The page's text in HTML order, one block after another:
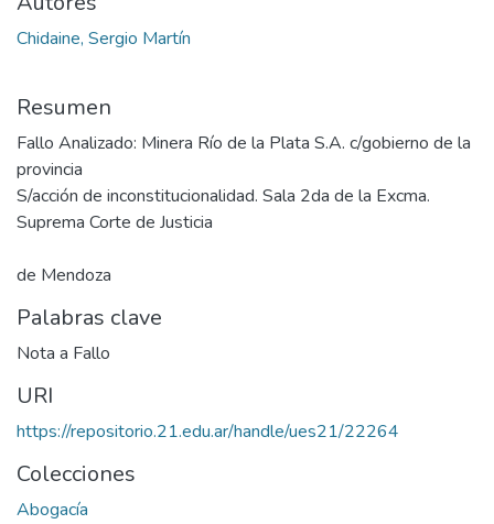
Chidaine, Sergio Martín
Resumen
Fallo Analizado: Minera Río de la Plata S.A. c/gobierno de la
provincia
S/acción de inconstitucionalidad. Sala 2da de la Excma.
Suprema Corte de Justicia
de Mendoza
Palabras clave
Nota a Fallo
URI
https://repositorio.21.edu.ar/handle/ues21/22264
Colecciones
Abogacía